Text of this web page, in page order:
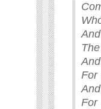
For
For